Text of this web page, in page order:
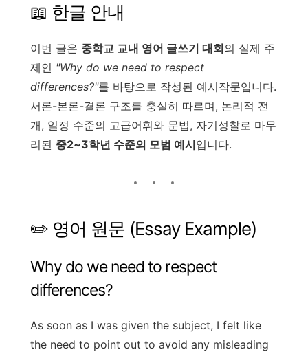
📖 한글 안내
이번 글은 중학교 교내 영어 글쓰기 대회의 실제 주
제인 "Why do we need to respect
differences?"를 바탕으로 작성된 예시작문입니다.
서론-본론-결론 구조를 충실히 따르며, 논리적 전
개, 일정 수준의 고급어휘와 문법, 자기성찰로 마무
리된 중2~3학년 수준의 모범 예시입니다.
✏️ 영어 원문 (Essay Example)
Why do we need to respect
differences?
As soon as I was given the subject, I felt like
the need to point out to avoid any misleading